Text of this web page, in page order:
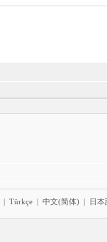
| Türkçe | 中文(简体) | 日本